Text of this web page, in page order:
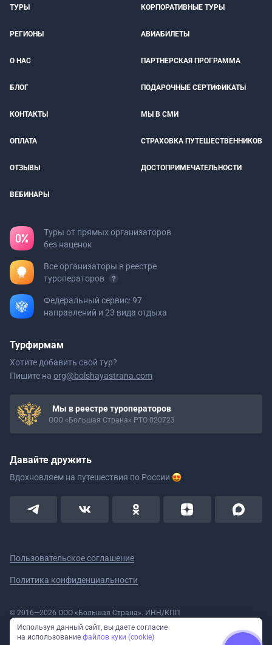
ТУРЫ КОРПОРАТИВНЫЕ ТУРЫ
РЕГИОНЫ АВИАБИЛЕТЫ
О НАС ПАРТНЕРСКАЯ ПРОГРАММА
БЛОГ ПОДАРОЧНЫЕ СЕРТИФИКАТЫ
КОНТАКТЫ МЫ В СМИ
ОПЛАТА СТРАХОВКА ПУТЕШЕСТВЕННИКОВ
ОТЗЫВЫ ДОСТОПРИМЕЧАТЕЛЬНОСТИ
ВЕБИНАРЫ
Туры от прямых организаторов
без наценок
Все организаторы в реестре
туроператоров
Федеральный сервис: 97
направлений и 23 вида отдыха
Турфирмам
Хотите добавить свой тур?
Пишите на org@bolshayastrana.com
Мы в реестре туроператоров
ООО «Большая Страна» РТО 020723
Давайте дружить
Вдохновляем на путешествия по России
Пользовательское соглашение
Политика конфиденциальности
© 2016—2026 ООО «Большая Страна». ИНН/КПП
5908078160/590801001 ОГРН 1185958020533
Номер в реестре Роскомнадзора № 59-18-006319 (Приказ № 321 от
11.10.2018)
Используя данный сайт, вы даете согласие
на использование файлов куки (cookie)